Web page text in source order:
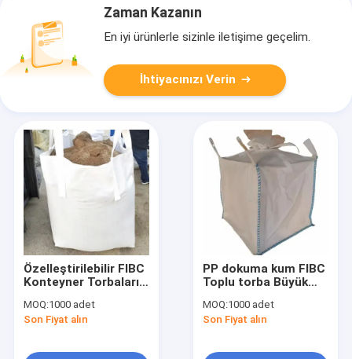
Zaman Kazanın
En iyi ürünlerle sizinle iletişime geçelim.
İhtiyacınızı Verin
Özelleştirilebilir FIBC
Konteyner Torbaları,
Büyük Paket
Paketleme Torbası
MOQ:1000 adet
Son Fiyat alın
PP dokuma kum FIBC
Toplu torba Büyük
1000kg Geri
dönüştürülmüş
MOQ:1000 adet
Son Fiyat alın